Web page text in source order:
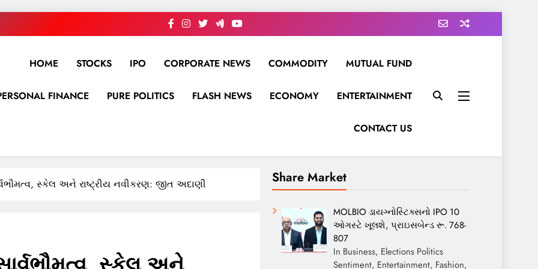
HOME STOCKS IPO CORPORATE NEWS COMMODITY MUTUAL FUND
FINANCE PURE POLITICS FLASH NEWS ECONOMY ENTERTAINMENT
CONTACT US
સ્કેલ અને રાષ્ટ્રીય નવીકરણ: જીત અદાણી Share Market
MOLBIO ડાયગ્નોસ્ટિક્સનો IPO 10
ઓગસ્ટે ખૂલશે, પ્રાઇસબેન્ડ રૂ. 768-
807
In Business, Elections Politics
Sentiment, Entertainment, Fashion,